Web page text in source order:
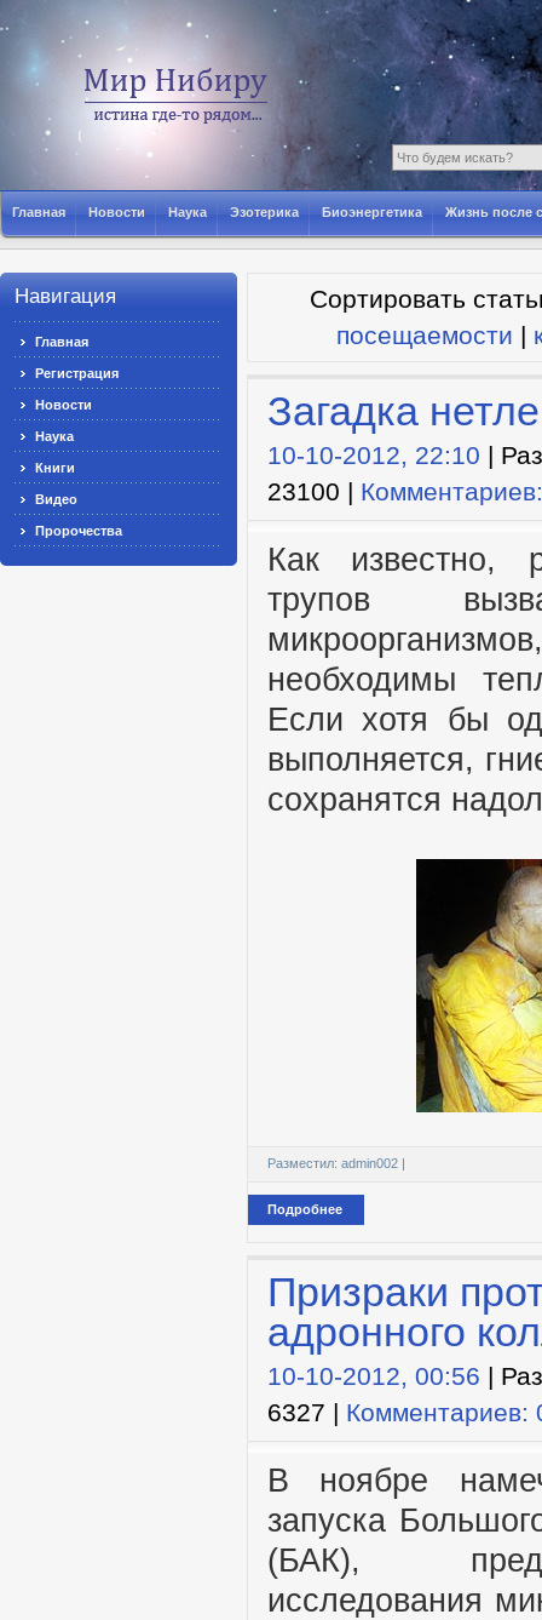
Главная Новости Наука Эзотерика Биоэнергетика Жизнь после
Навигация
Главная
Регистрация
Новости
Наука
Книги
Видео
Пророчества
Сортировать
посещаемости |
Загадка
10-10-2012, 22:10 |
23100 |
Как известно,
трупов
необходимы
Если хотя бы
выполняется,
сохранятся
Разместил: admin002 |
Подробнее
Призраки
адронного
10-10-2012, 00:56 |
6327 | Комментариев:
В ноябре
запуска
(БАК),
исследования